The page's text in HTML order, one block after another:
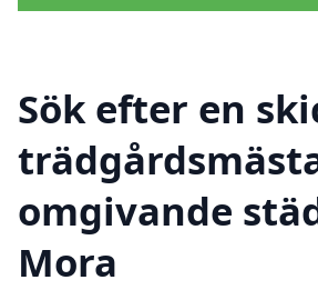
Sök efter en
omgivande
Mora